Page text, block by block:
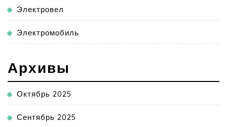
Электровел
Электромобиль
Архивы
Октябрь 2025
Сентябрь 2025